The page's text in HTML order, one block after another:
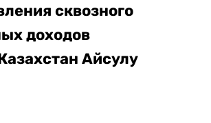
сквозного
доходов
Айсулу